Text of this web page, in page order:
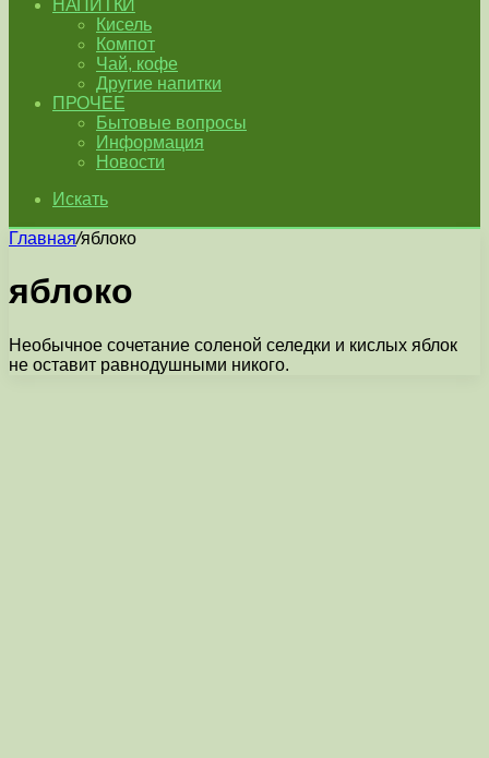
НАПИТКИ
Кисель
Компот
Чай, кофе
Другие напитки
ПРОЧЕЕ
Бытовые вопросы
Информация
Новости
Искать
Главная/яблоко
яблоко
Необычное сочетание соленой селедки и кислых яблок
не оставит равнодушными никого.